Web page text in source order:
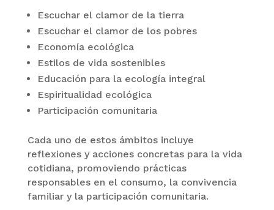
Escuchar el clamor de la tierra
Escuchar el clamor de los pobres
Economía ecológica
Estilos de vida sostenibles
Educación para la ecología integral
Espiritualidad ecológica
Participación comunitaria
Cada uno de estos ámbitos incluye
reflexiones y acciones concretas para la vida
cotidiana, promoviendo prácticas
responsables en el consumo, la convivencia
familiar y la participación comunitaria.